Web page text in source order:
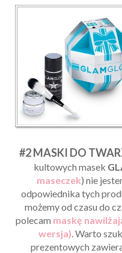
#2 MASKI DO
kultowych masek
maseczek) nie
odpowiednika tych
możemy od czasu do
polecam maskę
wersja). Warto
prezentowych